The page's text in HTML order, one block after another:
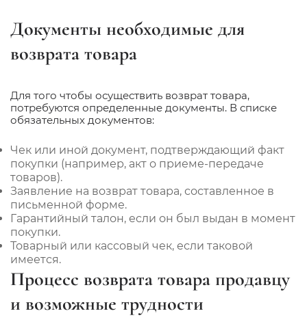
Документы необходимые для
возврата товара
Для того чтобы осуществить возврат товара,
потребуются определенные документы. В списке
обязательных документов:
Чек или иной документ, подтверждающий факт
покупки (например, акт о приеме-передаче
товаров).
Заявление на возврат товара, составленное в
письменной форме.
Гарантийный талон, если он был выдан в момент
покупки.
Товарный или кассовый чек, если таковой
имеется.
Процесс возврата товара продавцу
и возможные трудности